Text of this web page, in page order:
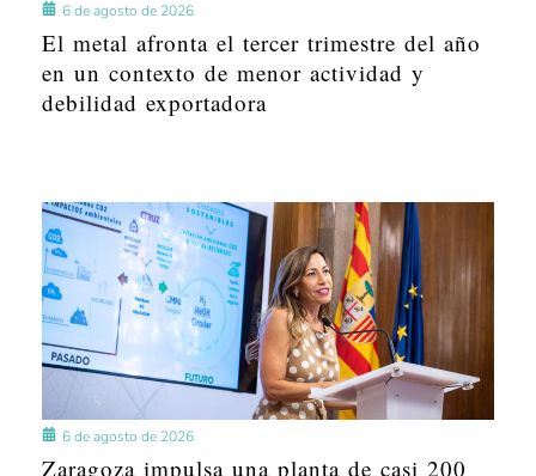
6 de agosto de 2026
El metal afronta el tercer trimestre del año
en un contexto de menor actividad y
debilidad exportadora
6 de agosto de 2026
Zaragoza impulsa una planta de casi 200